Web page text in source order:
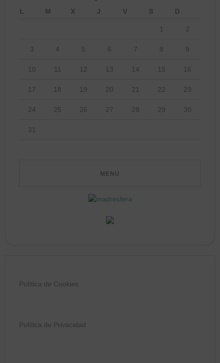
L
M X J V S D
1 2
3 4 5 6 7 8 9
10 11 12 13 14 15 16
17 18 19 20 21 22 23
24 25 26 27 28 29 30
31
Política de Cookies
Política de Privacidad